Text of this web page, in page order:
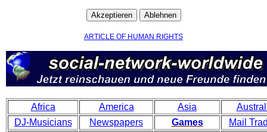
ARTICLE OF HUMAN RIGHTS
Africa America Asia
DJ-Musicians
Newspapers Games Mail